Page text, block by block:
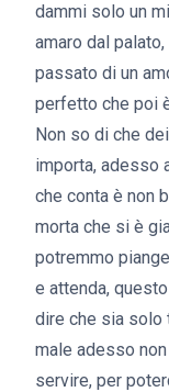
dammi solo un
amaro dal
passato di un
perfetto che poi
Non so di che
importa, adesso
che conta è non
morta che si è
potremmo
e attenda,
dire che sia solo
male adesso
servire, per